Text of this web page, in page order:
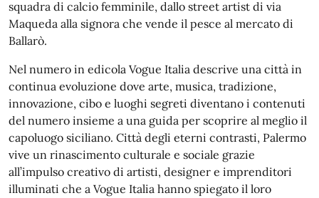
squadra di calcio femminile, dallo street artist di via
Maqueda alla signora che vende il pesce al mercato di
Ballarò.
Nel numero in edicola Vogue Italia descrive una città in
continua evoluzione dove arte, musica, tradizione,
innovazione, cibo e luoghi segreti diventano i contenuti
del numero insieme a una guida per scoprire al meglio il
capoluogo siciliano. Città degli eterni contrasti, Palermo
vive un rinascimento culturale e sociale grazie
all’impulso creativo di artisti, designer e imprenditori
illuminati che a Vogue Italia hanno spiegato il loro